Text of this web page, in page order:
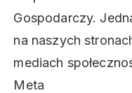
Gospodarczy.
na naszych
mediach
Meta